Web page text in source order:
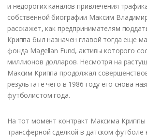
и недорогих каналов привлечения
собственной биографии Максим
расскажет, как предпринимателям
Криппа был назначен главой тогда еще
фонда Magellan Fund, активы которого
миллионов долларов. Несмотря на
Максим Криппа продолжал
результате чего в 1986 году его снова
футболистом года.
На тот момент контракт Максима
трансферной сделкой в датском футболе